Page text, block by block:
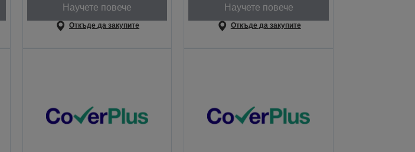
Научете повече
Откъде да закупите
Научете повече
Откъде да закупите